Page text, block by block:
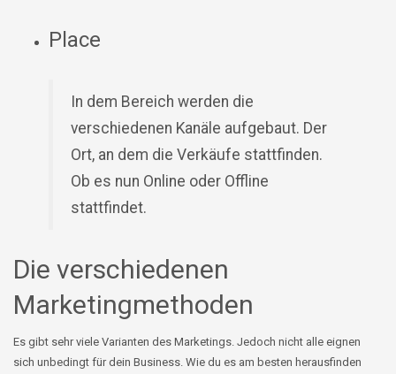
Place
In dem Bereich werden die
verschiedenen Kanäle aufgebaut. Der
Ort, an dem die Verkäufe stattfinden.
Ob es nun Online oder Offline
stattfindet.
Die verschiedenen
Marketingmethoden
Es gibt sehr viele Varianten des Marketings. Jedoch nicht alle eignen
sich unbedingt für dein Business. Wie du es am besten herausfinden